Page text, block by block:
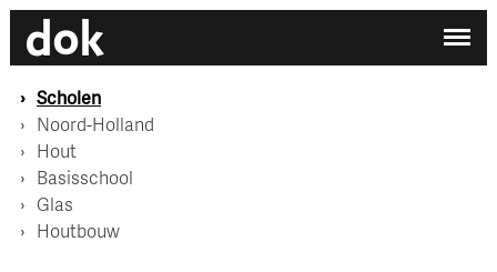
EN/NL
DOK ARCHITECTEN
Home
Atelier
✕
Mijn printdocument
Er zijn nog geen projecten aan uw printdocument
toegevoegd.
Scholen
Noord-Holland
Hout
Basisschool
Glas
Houtbouw